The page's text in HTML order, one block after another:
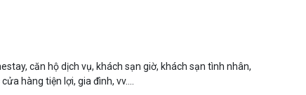
căn hộ dịch vụ, khách sạn giờ, khách sạn tình nhân,
hàng tiện lợi, gia đình, vv....